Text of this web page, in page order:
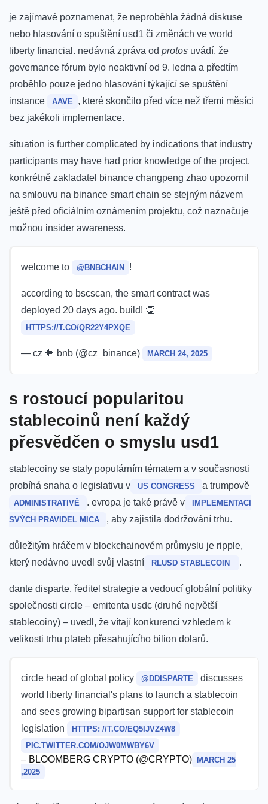
je zajímavé poznamenat,‌ že neproběhla žádná diskuse⁢
nebo hlasování o spuštění usd1 či‌ změnách ve ‌world
liberty financial. ⁢nedávná zpráva ⁤od protos uvádí, že
governance fórum bylo neaktivní od 9. ledna‍ a předtím
proběhlo pouze jedno hlasování týkající se spuštění
⁣instance
AAVE , které skončilo před více než třemi měsíci
bez jakékoli implementace.
situation is further complicated by indications that industry
participants may⁤ have had prior knowledge of the project.
konkrétně zakladatel binance⁤ changpeng zhao upozornil
na smlouvu na ⁤binance ​smart chain se stejným​ názvem
ještě ‍před oficiálním oznámením projektu, což naznačuje
možnou insider awareness.
welcome to @BNBCHAIN !
according to bscscan, the smart contract was
deployed 20 days ago. build! 👏
HTTPS://T.CO/QR22Y4PXQE
— cz 🔶 bnb (@cz_binance) MARCH 24, ⁤2025
s rostoucí popularitou
stablecoinů není každý
přesvědčen o smyslu usd1
stablecoiny se staly populárním‍ tématem a v současnosti
‍probíhá snaha o legislativu v
US CONGRESS a trumpově
‍ADMINISTRATIVĚ . evropa​ je také právě‌ v
IMPLEMENTACI
SVÝCH PRAVIDEL MICA
, aby zajistila dodržování trhu.
důležitým hráčem v ⁣blockchainovém průmyslu je⁢ ripple,
který‌ nedávno⁢ uvedl svůj vlastní
RLUSD STABLECOIN ⁣ .
dante disparte, ředitel‍ strategie a vedoucí globální politiky
společnosti circle – emitenta usdc (druhé největší
stablecoiny) – uvedl, že vítají ⁤konkurenci vzhledem k
velikosti trhu plateb přesahujícího bilion dolarů.
circle head of global policy @DDISPARTE
discusses
world ⁣liberty financial's‍ plans to launch a stablecoin
and sees growing bipartisan support for stablecoin
legislation
HTTPS: //T.CO/EQ5IJVZ4W8
PIC.TWITTER.COM/OJW0MWBY6V
– BLOOMBERG CRYPTO (@CRYPTO)
MARCH 25
,2025‌